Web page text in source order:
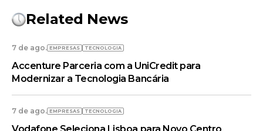
Related News
7 de ago. EMPRESAS TECNOLOGIA
Accenture Parceria com a UniCredit para
Modernizar a Tecnologia Bancária
7 de ago. EMPRESAS TECNOLOGIA